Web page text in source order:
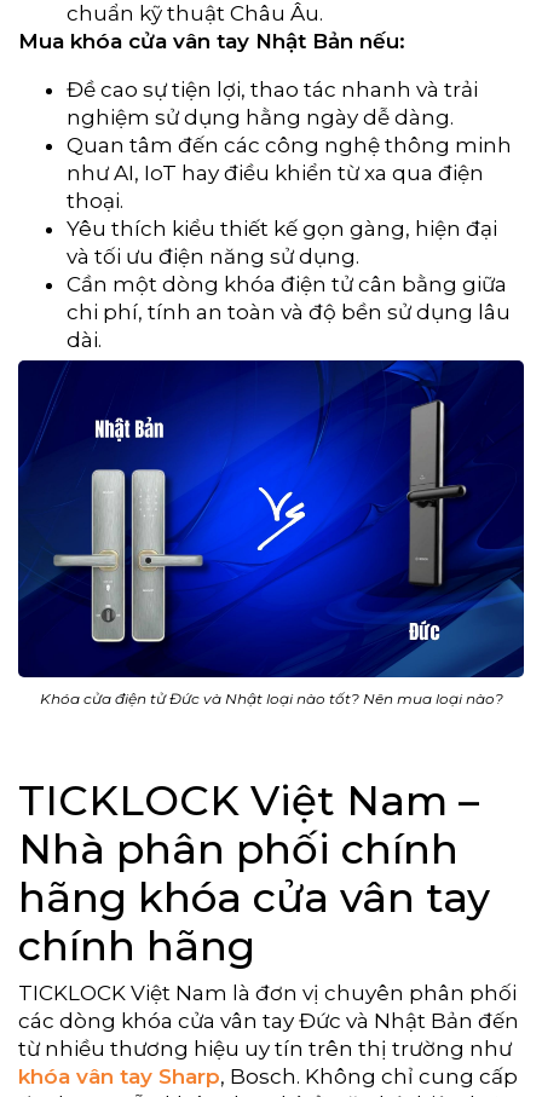
chuẩn kỹ thuật Châu Âu.
Mua khóa cửa vân tay Nhật Bản nếu:
Đề cao sự tiện lợi, thao tác nhanh và trải
nghiệm sử dụng hằng ngày dễ dàng.
Quan tâm đến các công nghệ thông minh
như AI, IoT hay điều khiển từ xa qua điện
thoại.
Yêu thích kiểu thiết kế gọn gàng, hiện đại
và tối ưu điện năng sử dụng.
Cần một dòng khóa điện tử cân bằng giữa
chi phí, tính an toàn và độ bền sử dụng lâu
dài.
Khóa cửa điện tử Đức và Nhật loại nào tốt? Nên mua loại nào?
TICKLOCK Việt Nam –
Nhà phân phối chính
hãng khóa cửa vân tay
chính hãng
TICKLOCK Việt Nam là đơn vị chuyên phân phối
các dòng khóa cửa vân tay Đức và Nhật Bản đến
từ nhiều thương hiệu uy tín trên thị trường như
khóa vân tay Sharp, Bosch. Không chỉ cung cấp